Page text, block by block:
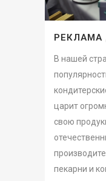
РЕКЛАМА
В нашей
царит
свою
пекарни и